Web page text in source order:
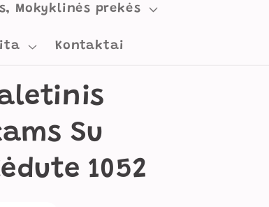
Mokyklinės prekės
Kontaktai
Su
1052